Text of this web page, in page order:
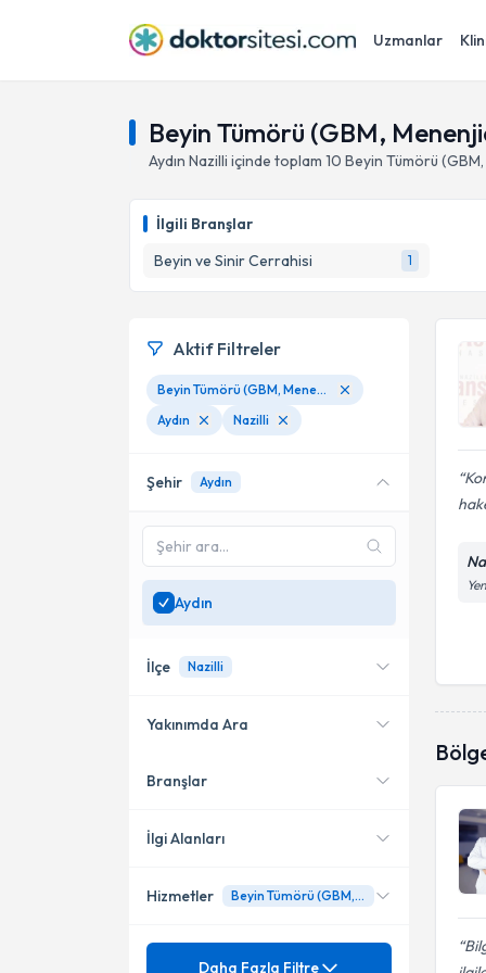
Uzmanlar
Beyin Tümörü (GBM,
Aydın Nazilli içinde toplam 10 Beyin Tümörü
İlgili Branşlar
Beyin ve Sinir Cerrahisi
1
Aktif Filtreler
Beyin Tümörü (GBM, Menenjiom, Metastaz)
Aydın
Nazilli
Şehir Aydın
Aydın
İlçe Nazilli
Nazilli
Yakınımda Ara
Konumuma yakın uzmanları
Branşlar
Beyin ve Sinir Cerrahisi
İlgi Alanları
Ağrı tedavisi ( algoloji )
Hizmetler Beyin Tümörü (GBM, Menenjiom, Metastaz)
Mezuniyet
Daha Fazla Filtre